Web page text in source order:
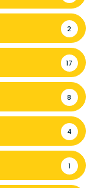
2
17
8
4
1